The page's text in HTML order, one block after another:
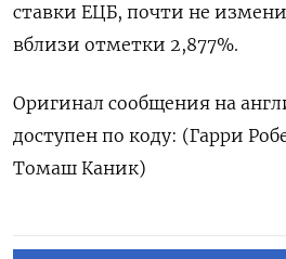
ставки ЕЦБ, почти не
вблизи отметки 2,877%.
Оригинал сообщения на
доступен по коду: (Гарри
Томаш Каник)